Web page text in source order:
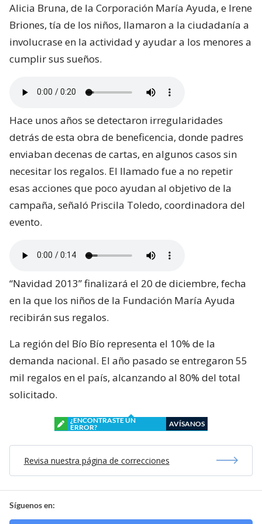
Alicia Bruna, de la Corporación María Ayuda, e Irene
Briones, tía de los niños, llamaron a la ciudadanía a
involucrase en la actividad y ayudar a los menores a
cumplir sus sueños.
Hace unos años se detectaron irregularidades
detrás de esta obra de beneficencia, donde padres
enviaban decenas de cartas, en algunos casos sin
necesitar los regalos. El llamado fue a no repetir
esas acciones que poco ayudan al objetivo de la
campaña, señaló Priscila Toledo, coordinadora del
evento.
“Navidad 2013” finalizará el 20 de diciembre, fecha
en la que los niños de la Fundación María Ayuda
recibirán sus regalos.
La región del Bío Bío representa el 10% de la
demanda nacional. El año pasado se entregaron 55
mil regalos en el país, alcanzando al 80% del total
solicitado.
¿ENCONTRASTE UN
ERROR?
AVÍSANOS
Revisa nuestra página de correcciones
Síguenos en: